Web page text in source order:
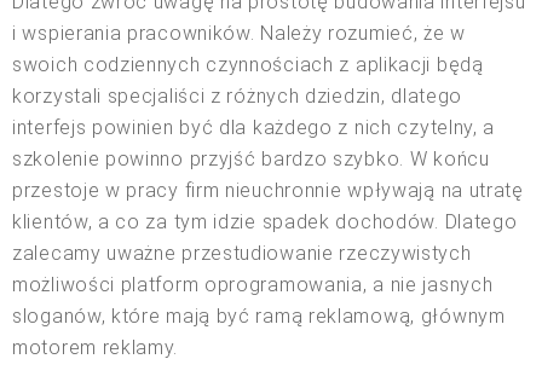
i wspierania pracowników. Należy rozumieć, że w
swoich codziennych czynnościach z aplikacji będą
korzystali specjaliści z różnych dziedzin, dlatego
interfejs powinien być dla każdego z nich czytelny, a
szkolenie powinno przyjść bardzo szybko. W końcu
przestoje w pracy firm nieuchronnie wpływają na utratę
klientów, a co za tym idzie spadek dochodów. Dlatego
zalecamy uważne przestudiowanie rzeczywistych
możliwości platform oprogramowania, a nie jasnych
sloganów, które mają być ramą reklamową, głównym
motorem reklamy.